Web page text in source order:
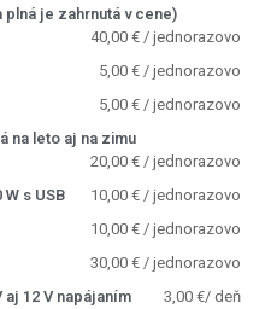
plná je zahrnutá v cene)
40,00€/ jednorazovo
5,00€/ jednorazovo
5,00€/ jednorazovo
na leto aj na zimu
20,00€/ jednorazovo
s USB
10,00€/ jednorazovo
10,00€/ jednorazovo
30,00€/ jednorazovo
12 V napájaním
3,00€/ deň